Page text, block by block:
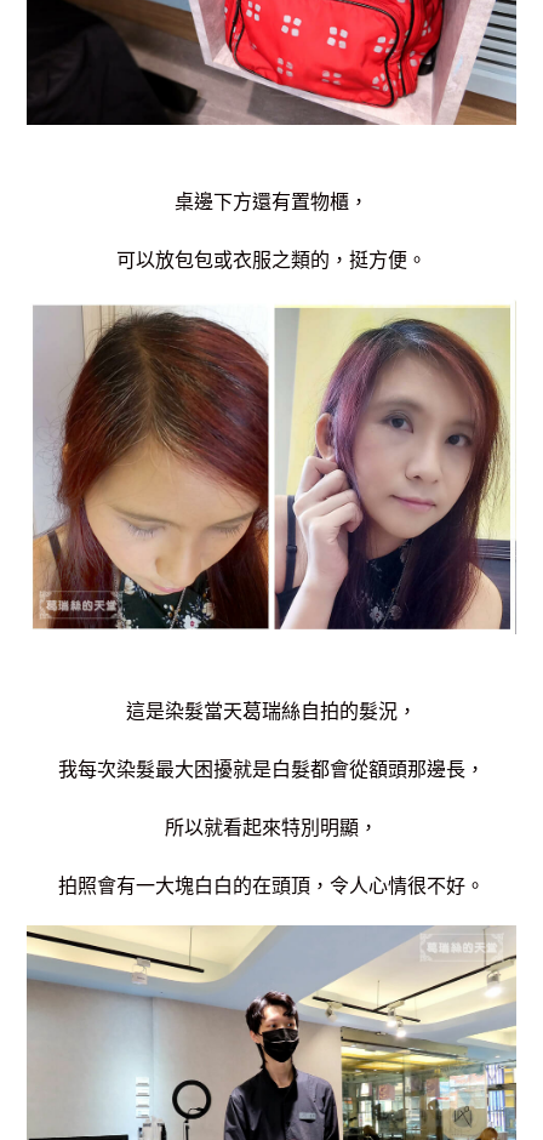
桌邊下方還有置物櫃，
可以放包包或衣服之類的，挺方便。
這是染髮當天葛瑞絲自拍的髮況，
我每次染髮最大困擾就是白髮都會從額頭那邊長，
所以就看起來特別明顯，
拍照會有一大塊白白的在頭頂，令人心情很不好。